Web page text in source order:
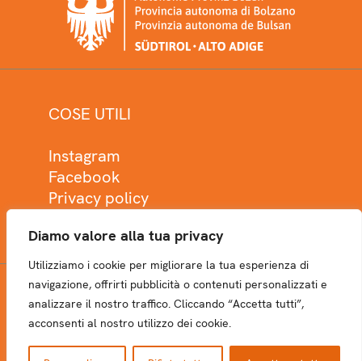
Diamo valore alla tua privacy
Utilizziamo i cookie per migliorare la tua esperienza di
navigazione, offrirti pubblicità o contenuti personalizzati e
analizzare il nostro traffico. Cliccando “Accetta tutti”,
acconsenti al nostro utilizzo dei cookie.
COSE UTILI
Instagram
Facebook
Privacy policy
NEWSLETTER